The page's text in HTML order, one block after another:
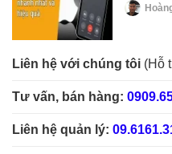
Liên hệ với chúng tôi (Hỗ
Tư vấn, bán hàng:
Liên hệ quản lý: